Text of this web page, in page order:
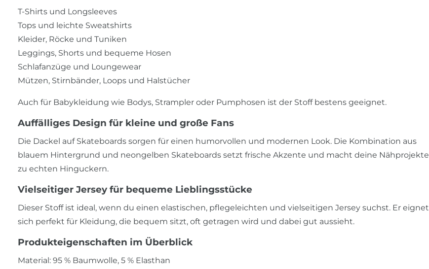
T-Shirts und Longsleeves
Tops und leichte Sweatshirts
Kleider, Röcke und Tuniken
Leggings, Shorts und bequeme Hosen
Schlafanzüge und Loungewear
Mützen, Stirnbänder, Loops und Halstücher
Auch für Babykleidung wie Bodys, Strampler oder Pumphosen ist der Stoff bestens geeignet.
Auffälliges Design für kleine und große Fans
Die Dackel auf Skateboards sorgen für einen humorvollen und modernen Look. Die Kombination aus
blauem Hintergrund und neongelben Skateboards setzt frische Akzente und macht deine Nähprojekte
zu echten Hinguckern.
Vielseitiger Jersey für bequeme Lieblingsstücke
Dieser Stoff ist ideal, wenn du einen elastischen, pflegeleichten und vielseitigen Jersey suchst. Er eignet
sich perfekt für Kleidung, die bequem sitzt, oft getragen wird und dabei gut aussieht.
Produkteigenschaften im Überblick
Material: 95 % Baumwolle, 5 % Elasthan